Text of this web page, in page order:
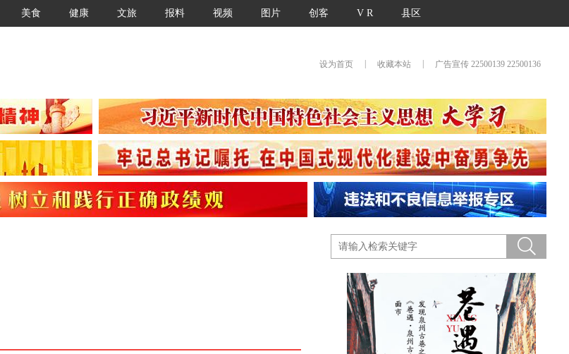
美食 健康 文旅 报料 视频 图片 创客 V R 县区
设为首页 收藏本站 广告宣传 22500139 22500136